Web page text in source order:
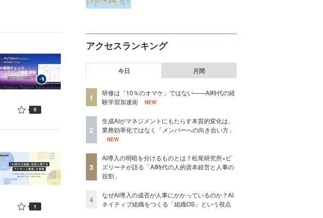
0
1
アクセスランキング
今日 月間
1
研修は「10％のオマケ」ではない——AI時代の経
験学習加速術
NEW
2
生成AIがマネジメントにもたらす本質的変化は、
業務効率化ではなく「メンバーへの向き合い方」
NEW
3
AI導入の明暗を分けるものとは？松尾研究所×ビ
ズリーチが語る「AI時代の人的資本経営と人事の
役割」
4
なぜAI導入の成否が人事にかかっているのか？AI
ネイティブ組織をつくる「組織OS」という視点